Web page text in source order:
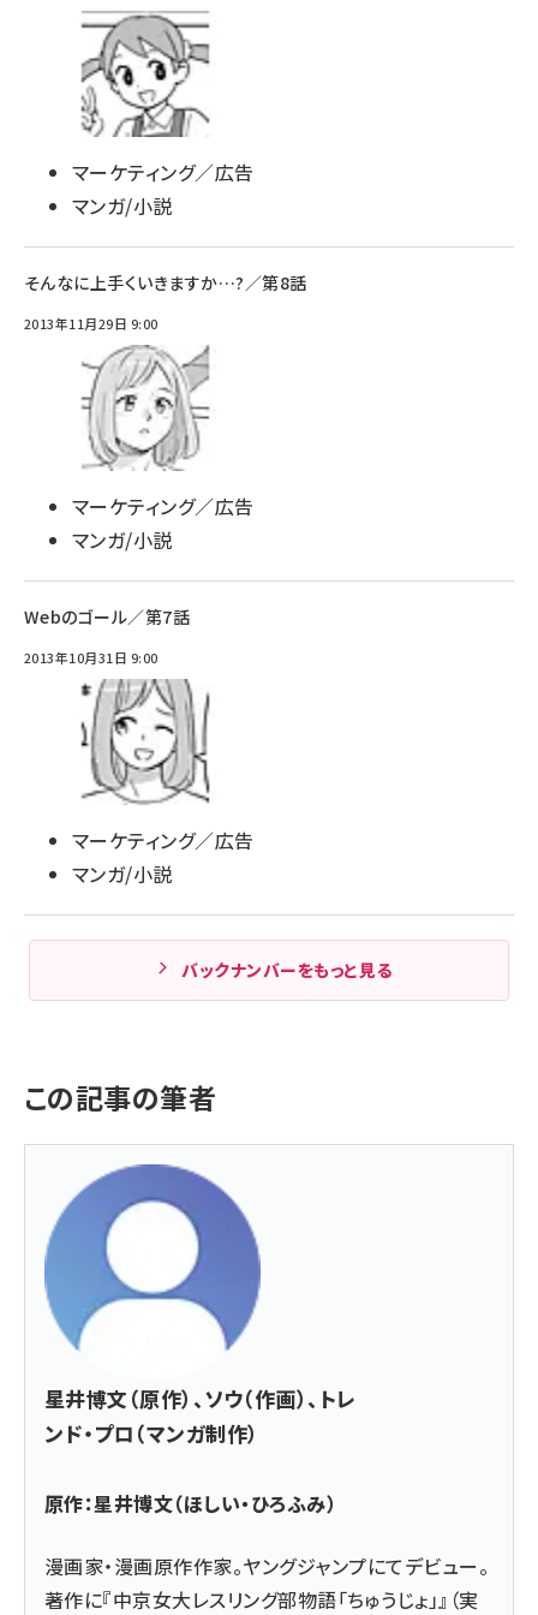
マーケティング／広告
マンガ/小説
そんなに上手くいきますか…?／第8話
2013年11月29日 9:00
マーケティング／広告
マンガ/小説
Webのゴール／第7話
2013年10月31日 9:00
マーケティング／広告
マンガ/小説
バックナンバーをもっと見る
この記事の筆者
星井博文（原作）、ソウ（作画）、トレ
ンド・プロ（マンガ制作）
原作：星井博文（ほしい・ひろふみ）
漫画家・漫画原作作家。ヤングジャンプにてデビュー。
著作に『中京女大レスリング部物語「ちゅうじょ」』（実